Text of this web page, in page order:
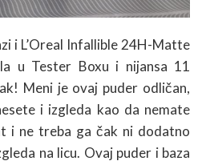
i L’Oreal Infallible 24H-Matte
u Tester Boxu i nijansa 11
Meni je ovaj puder odličan,
i izgleda kao da nemate
i ne treba ga čak ni dodatno
na licu. Ovaj puder i baza